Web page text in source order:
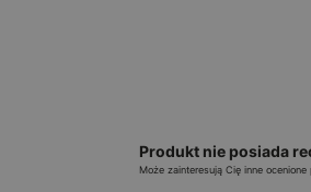
Produkt nie posiada
Może zainteresują Cię inne